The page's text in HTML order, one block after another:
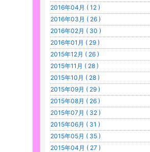
2016年04月 ( 12 )
2016年03月 ( 26 )
2016年02月 ( 30 )
2016年01月 ( 29 )
2015年12月 ( 26 )
2015年11月 ( 28 )
2015年10月 ( 28 )
2015年09月 ( 29 )
2015年08月 ( 26 )
2015年07月 ( 32 )
2015年06月 ( 31 )
2015年05月 ( 35 )
2015年04月 ( 27 )